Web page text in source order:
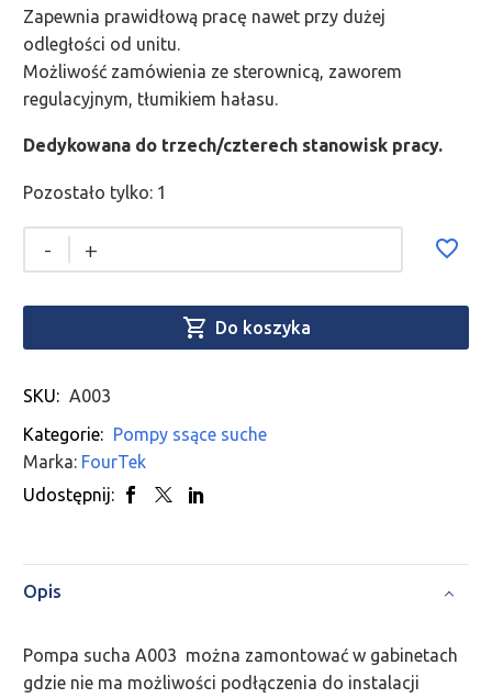
Zapewnia prawidłową pracę nawet przy dużej
odległości od unitu.
Możliwość zamówienia ze sterownicą, zaworem
regulacyjnym, tłumikiem hałasu.
Dedykowana do trzech/czterech stanowisk pracy.
Pozostało tylko: 1
- +
 Do koszyka
SKU: A003
Kategorie: Pompy ssące suche
Marka: FourTek
Udostępnij:
Opis
Pompa sucha A003 można zamontować w gabinetach
gdzie nie ma możliwości podłączenia do instalacji